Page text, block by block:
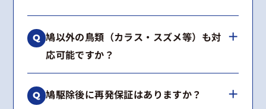
鳩以外の鳥類（カラス・スズメ等）も対
応可能ですか？
カラス、スズメ、ムクドリなどの鳥類からコウ
鳩駆除後に再発保証はありますか？